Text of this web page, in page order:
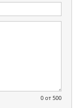
0 от 500